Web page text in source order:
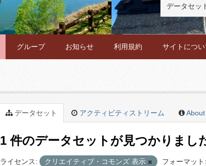
グループ お知らせ 利用規約 サイトについ
データセット アクティビティストリーム About
1 件のデータセットが見つかりまし
ライセンス: クリエイティブ・コモンズ 表示 フォーマット: